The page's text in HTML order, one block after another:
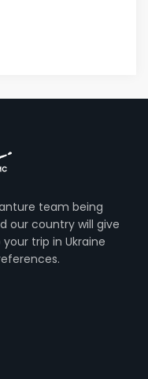
team being
our country will give
trip in Ukraine